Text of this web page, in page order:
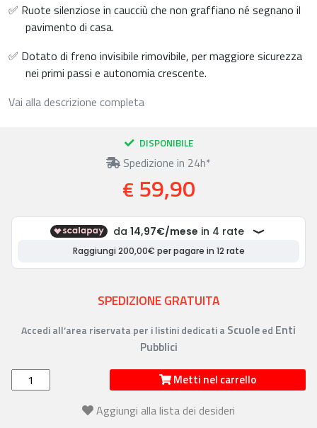
✅ Ruote silenziose in caucciù che non graffiano né segnano il
pavimento di casa.
✅ Dotato di freno invisibile rimovibile, per maggiore sicurezza
nei primi passi e autonomia crescente.
Vai alla descrizione completa
DISPONIBILE
Spedizione in 24h*
€ 59,90
SPEDIZIONE GRATUITA
Accedi all’area riservata per i listini dedicati a Scuoleed Enti
Pubblici
Metti nel carrello
Aggiungi alla lista dei desideri